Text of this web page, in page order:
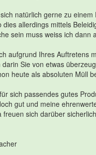
natürlich gerne zu einem
dies allerdings mittels
sein muss weiss ich dann
aufgrund Ihres Auftretens
darin Sie von etwas
heute als absoluten Müll
sich passendes gutes
gut und meine
freuen sich darüber